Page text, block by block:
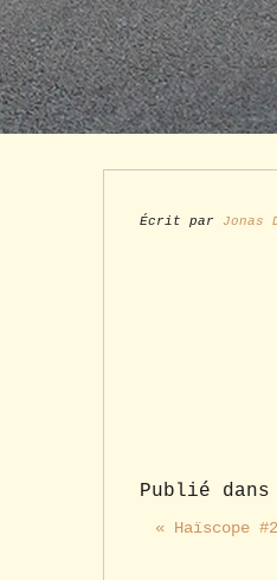
Écrit par Jonas
Publié dans
« Haïscope